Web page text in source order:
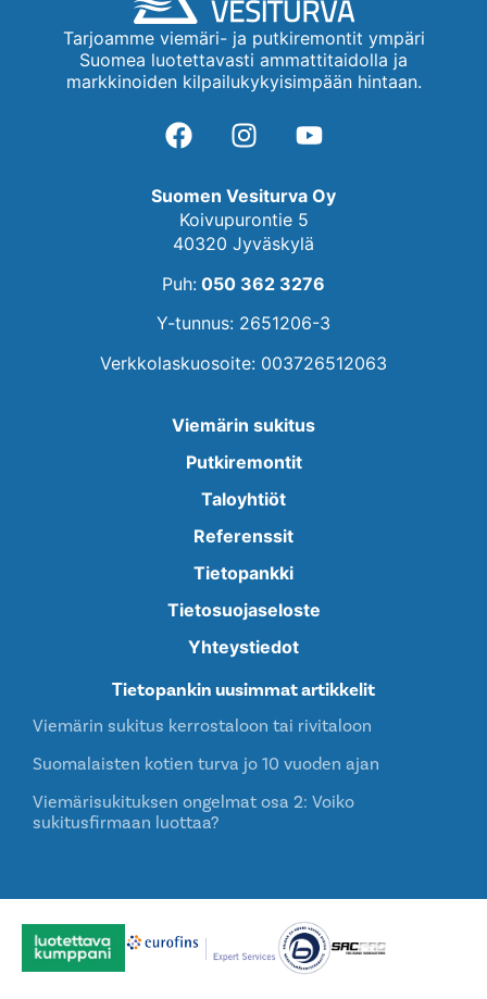
Tarjoamme viemäri- ja putkiremontit ympäri
Suomea luotettavasti ammattitaidolla ja
markkinoiden kilpailukykyisimpään hintaan.
Suomen Vesiturva Oy
Koivupurontie 5
40320 Jyväskylä
Puh: 050 362 3276
Y-tunnus: 2651206-3
Verkkolaskuosoite: 003726512063
Viemärin sukitus
Putkiremontit
Taloyhtiöt
Referenssit
Tietopankki
Tietosuojaseloste
Yhteystiedot
Tietopankin uusimmat artikkelit
Viemärin sukitus kerrostaloon tai rivitaloon
Suomalaisten kotien turva jo 10 vuoden ajan
Viemärisukituksen ongelmat osa 2: Voiko
sukitusfirmaan luottaa?